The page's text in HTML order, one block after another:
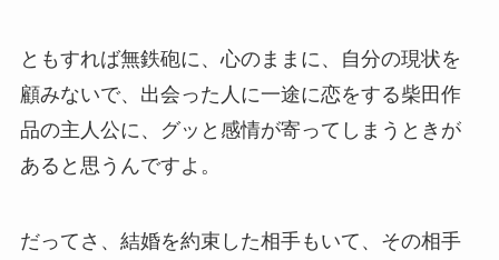
ともすれば無鉄砲に、心のままに、自分の現状を
顧みないで、出会った人に一途に恋をする柴田作
品の主人公に、グッと感情が寄ってしまうときが
あると思うんですよ。
だってさ、結婚を約束した相手もいて、その相手